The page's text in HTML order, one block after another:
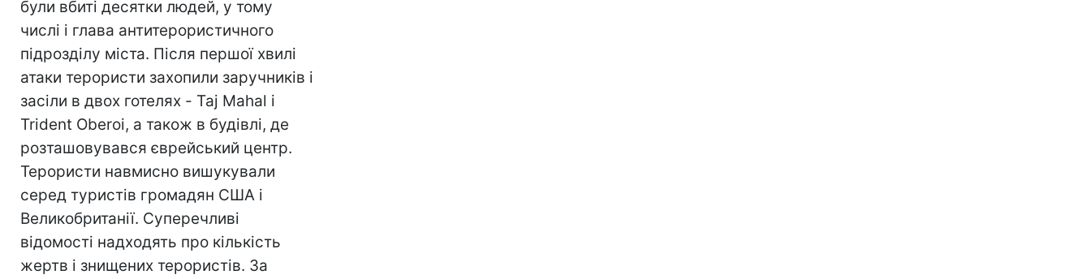
були вбиті десятки людей, у тому
числі і глава антитерористичного
підрозділу міста. Після першої хвилі
атаки терористи захопили заручників і
засіли в двох готелях - Taj Mahal і
Trident Oberoi, а також в будівлі, де
розташовувався єврейський центр.
Терористи навмисно вишукували
серед туристів громадян США і
Великобританії. Cуперечливі
відомості надходять про кількість
жертв і знищених терористів. За